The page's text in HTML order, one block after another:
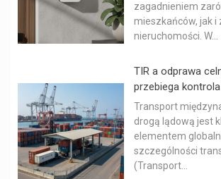
zagadnieniem
mieszkańców, jak i
nieruchomości. W...
TIR a odprawa
przebiega
Transport
drogą lądową jest
elementem
szczególności
(Transport...